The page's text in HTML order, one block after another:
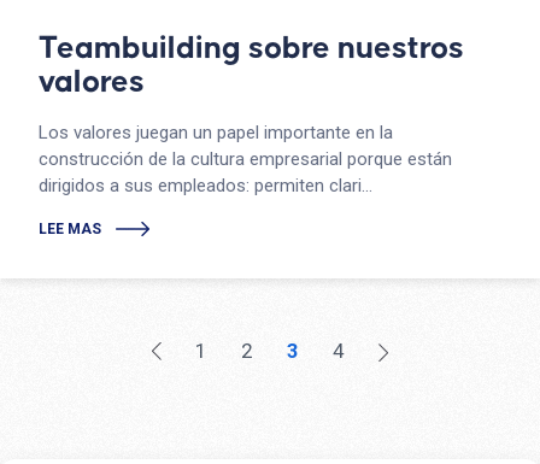
Teambuilding sobre nuestros
valores
Los valores juegan un papel importante en la
construcción de la cultura empresarial porque están
dirigidos a sus empleados: permiten clari...
LEE MAS
1 2 3 4